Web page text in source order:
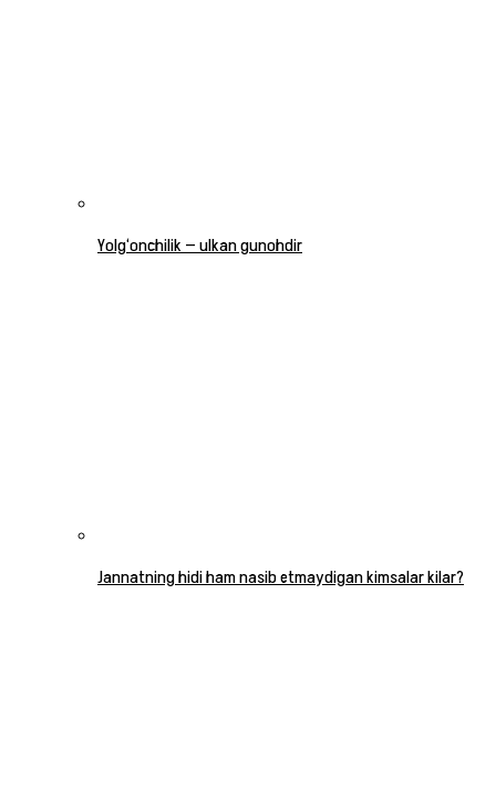
Yolg‘onchilik — ulkan gunohdir
Jannatning hidi ham nasib etmaydigan kimsalar kilar?